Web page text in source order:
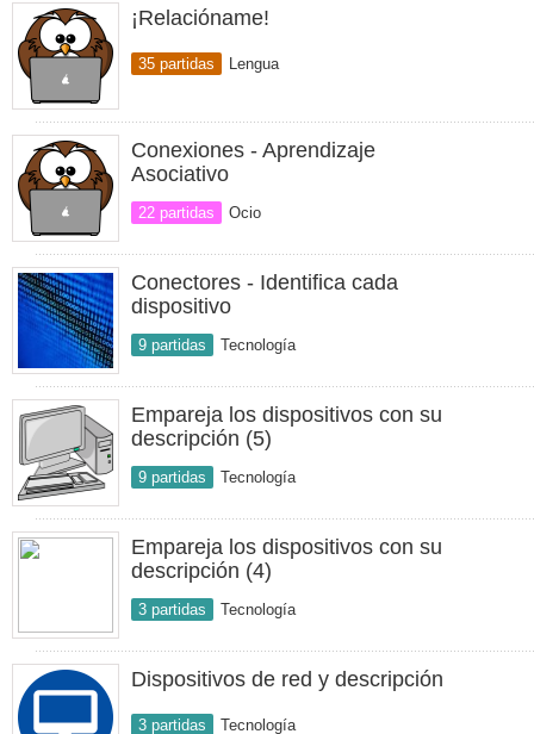
¡Relacióname!
35 partidas Lengua
Conexiones - Aprendizaje
Asociativo
22 partidas Ocio
Conectores - Identifica cada
dispositivo
9 partidas Tecnología
Empareja los dispositivos con su
descripción (5)
9 partidas Tecnología
Empareja los dispositivos con su
descripción (4)
3 partidas Tecnología
Dispositivos de red y descripción
3 partidas Tecnología